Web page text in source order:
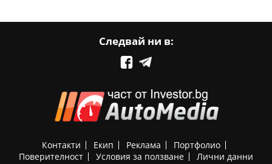
Следвай ни в:
Контакти Екип Реклама
Портфолио
Поверителност
Условия за ползване Лични данни